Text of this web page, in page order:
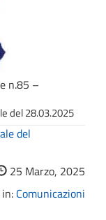
n.85 –
del 28.03.2025
del
25 Marzo, 2025
Comunicazioni